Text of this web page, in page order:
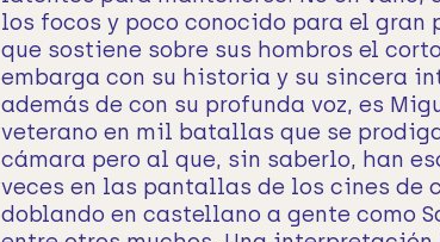
los focos y poco conocido para el gran
que sostiene sobre sus hombros el
embarga con su historia y su sincera
además de con su profunda voz, es
veterano en mil batallas que se
cámara pero al que, sin saberlo, han
veces en las pantallas de los cines de
doblando en castellano a gente como